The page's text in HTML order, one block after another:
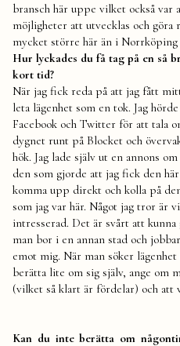
bransch här uppe vilket också var
möjligheter att utvecklas och göra
mycket större här än i Norrköping
Hur lyckades du få tag på en så
kort tid?
När jag fick reda på att jag fått
leta lägenhet som en tok. Jag
Facebook och Twitter för att tala
dygnet runt på Blocket och
hök. Jag lade själv ut en annons
den som gjorde att jag fick den
komma upp direkt och kolla på
som jag var här. Något jag tror är
intresserad. Det är svårt att
man bor i en annan stad och
emot mig. När man söker
berätta lite om sig själv, ange om
(vilket så klart är fördelar) och att
Kan du inte berätta om